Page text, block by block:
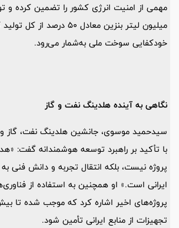
میلیون لیتر بنزین معادل 50
خودکفایی سوخت ملی به‌شمار می‌رود.
نگاهی به آینده هلدینگ نفت و گاز
سیدحمید موسوی، جانشین هلدینگ نفت، گاز و
با تأکید بر راهبرد توسعه هوشمندانه گفت:
پروژه نیست، بلکه انتقال تجربه و دانش فنی
ایرانی است.» او همچنین به استفاده از
تجهیزات از منابع ایرانی تأمین شود.